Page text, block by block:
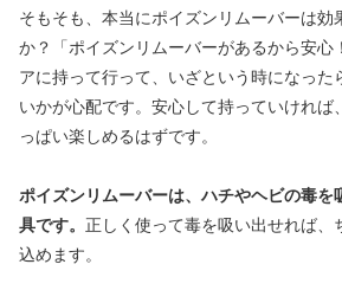
そもそも、本当にポイズンリムーバーは効
か？「ポイズンリムーバーがあるから安心
アに持って行って、いざという時になった
いかが心配です。安心して持っていければ
っぱい楽しめるはずです。
ポイズンリムーバーは、ハチやヘビの毒を
具です。 正しく使って毒を吸い出せれば、
込めます。